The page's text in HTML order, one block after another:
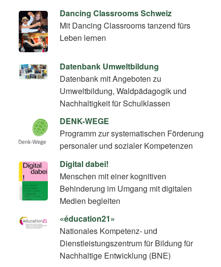
Dancing Classrooms Schweiz
Mit Dancing Classrooms tanzend fürs
Leben lernen
Datenbank Umweltbildung
Datenbank mit Angeboten zu
Umweltbildung, Waldpädagogik und
Nachhaltigkeit für Schulklassen
DENK-WEGE
Programm zur systematischen Förderung
personaler und sozialer Kompetenzen
Digital dabei!
Menschen mit einer kognitiven
Behinderung im Umgang mit digitalen
Medien begleiten
«éducation21»
Nationales Kompetenz- und
Dienstleistungszentrum für Bildung für
Nachhaltige Entwicklung (BNE)